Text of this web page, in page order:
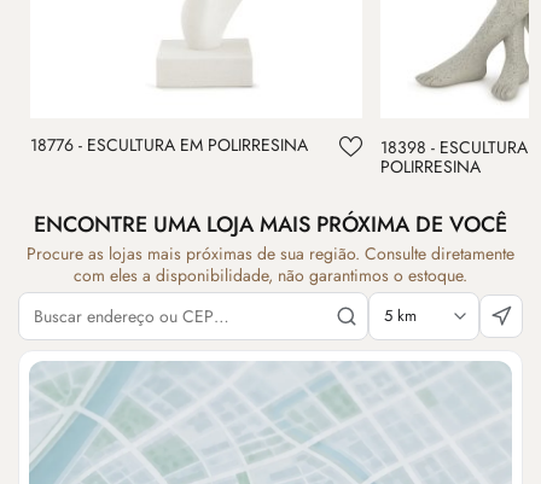
18776 - ESCULTURA EM POLIRRESINA
18398 - ESCULTURA
POLIRRESINA
ENCONTRE UMA LOJA MAIS PRÓXIMA DE VOCÊ
Procure as lojas mais próximas de sua região. Consulte diretamente
com eles a disponibilidade, não garantimos o estoque.